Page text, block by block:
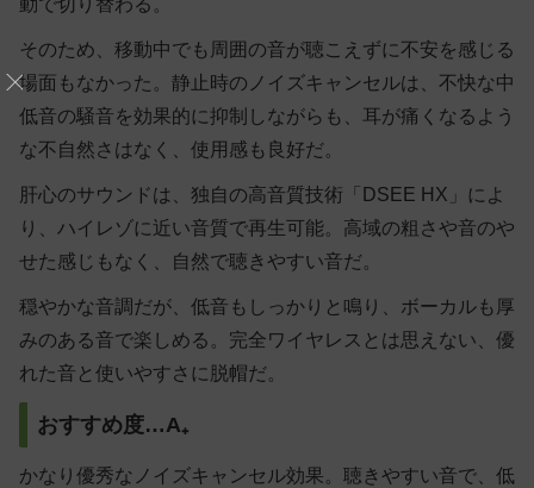
動で切り替わる。
そのため、移動中でも周囲の音が聴こえずに不安を感じる
場面もなかった。静止時のノイズキャンセルは、不快な中
低音の騒音を効果的に抑制しながらも、耳が痛くなるよう
な不自然さはなく、使用感も良好だ。
肝心のサウンドは、独自の高音質技術「DSEE HX」によ
り、ハイレゾに近い音質で再生可能。高域の粗さや音のや
せた感じもなく、自然で聴きやすい音だ。
穏やかな音調だが、低音もしっかりと鳴り、ボーカルも厚
みのある音で楽しめる。完全ワイヤレスとは思えない、優
れた音と使いやすさに脱帽だ。
おすすめ度…A₊
かなり優秀なノイズキャンセル効果。聴きやすい音で、低